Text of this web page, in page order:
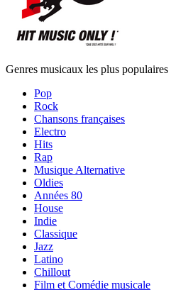
Genres musicaux les plus populaires
Pop
Rock
Chansons françaises
Electro
Hits
Rap
Musique Alternative
Oldies
Années 80
House
Indie
Classique
Jazz
Latino
Chillout
Film et Comédie musicale